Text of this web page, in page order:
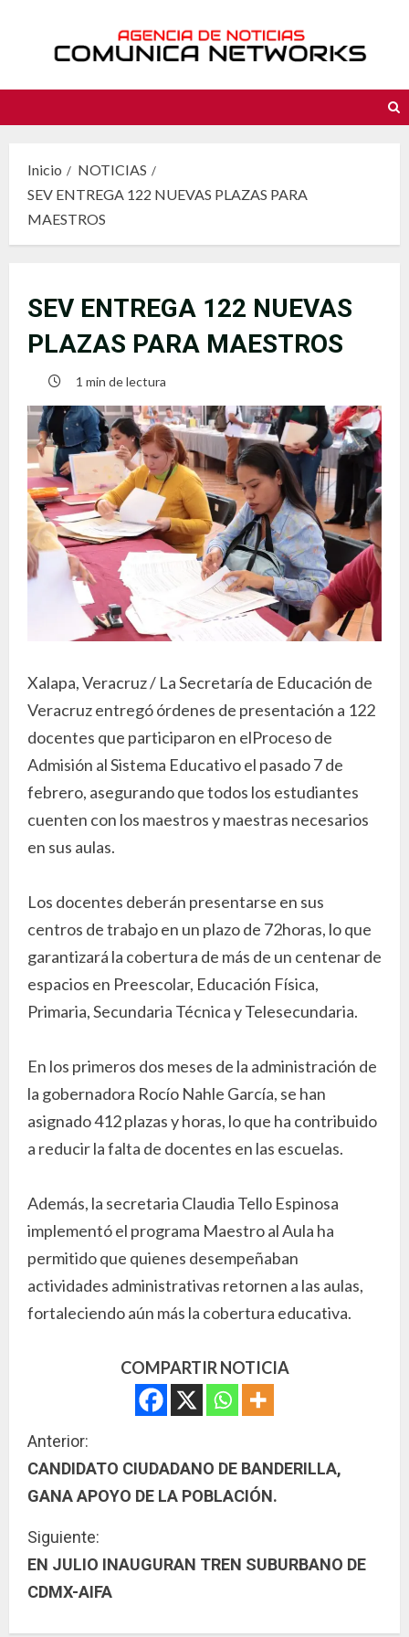
contenido
Inicio
NOTICIAS
SEV ENTREGA 122 NUEVAS PLAZAS PARA
MAESTROS
SEV ENTREGA 122 NUEVAS
PLAZAS PARA MAESTROS
1 min de lectura
Xalapa, Veracruz / La Secretaría de Educación de
Veracruz entregó órdenes de presentación a 122
docentes que participaron en elProceso de
Admisión al Sistema Educativo el pasado 7 de
febrero, asegurando que todos los estudiantes
cuenten con los maestros y maestras necesarios
en sus aulas.
Los docentes deberán presentarse en sus
centros de trabajo en un plazo de 72horas, lo que
garantizará la cobertura de más de un centenar de
espacios en Preescolar, Educación Física,
Primaria, Secundaria Técnica y Telesecundaria.
En los primeros dos meses de la administración de
la gobernadora Rocío Nahle García, se han
asignado 412 plazas y horas, lo que ha contribuido
a reducir la falta de docentes en las escuelas.
Además, la secretaria Claudia Tello Espinosa
implementó el programa Maestro al Aula ha
permitido que quienes desempeñaban
actividades administrativas retornen a las aulas,
fortaleciendo aún más la cobertura educativa.
COMPARTIR NOTICIA
S
i
g
u
e
Anterior:
CANDIDATO CIUDADANO DE BANDERILLA,
GANA APOYO DE LA POBLACIÓN.
Siguiente:
EN JULIO INAUGURAN TREN SUBURBANO DE
CDMX-AIFA